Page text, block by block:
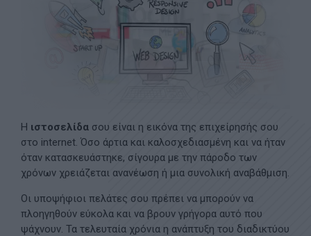
Η ιστοσελίδα σου είναι η εικόνα της επιχείρησής σου
στο internet. Όσο άρτια και καλοσχεδιασμένη και να ήταν
όταν κατασκευάστηκε, σίγουρα με την πάροδο των
χρόνων χρειάζεται ανανέωση ή μια συνολική αναβάθμιση.
Οι υποψήφιοι πελάτες σου πρέπει να μπορούν να
πλοηγηθούν εύκολα και να βρουν γρήγορα αυτό που
ψάχνουν. Τα τελευταία χρόνια η ανάπτυξη του διαδικτύου